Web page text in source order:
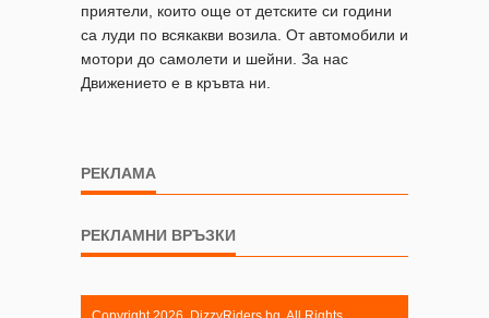
приятели, които още от детските си години
са луди по всякакви возила. От автомобили и
мотори до самолети и шейни. За нас
Движението е в кръвта ни.
РЕКЛАМА
РЕКЛАМНИ ВРЪЗКИ